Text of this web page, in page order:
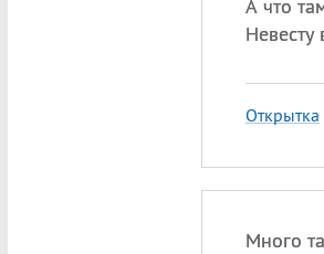
А что
Открытка
Много